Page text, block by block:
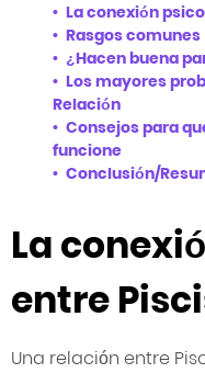
La conexión
Rasgos comunes
¿Hacen buena
Los mayores
Relación
Consejos para
funcione
Conclusión/
La
entre
Una relación entre